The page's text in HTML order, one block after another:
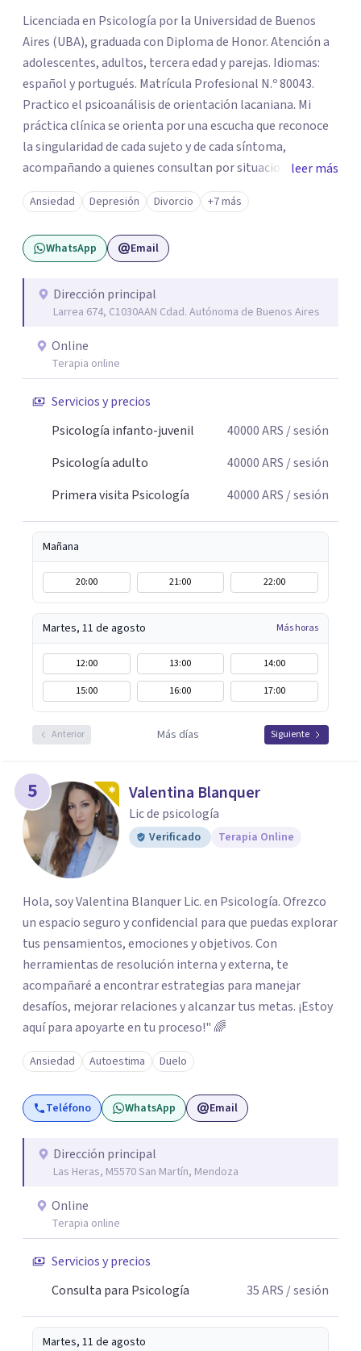
Licenciada en Psicología por la Universidad de Buenos
Aires (UBA), graduada con Diploma de Honor. Atención a
adolescentes, adultos, tercera edad y parejas. Idiomas:
español y portugués. Matrícula Profesional N.º 80043.
Practico el psicoanálisis de orientación lacaniana. Mi
práctica clínica se orienta por una escucha que reconoce
la singularidad de cada sujeto y de cada síntoma,
acompañando a quienes consultan por situaciones de
angustia, dificultades en los vínculos, inhibiciones,
duelos, crisis vitales, padecimientos subjetivos y otros
modos de malestar. La práctica analítica propone un
espacio de palabra donde cada sujeto pueda interrogar
construcción de una respuesta singular frente a su
malestar.
leer más
Ansiedad Depresión Divorcio +7 más
WhatsApp Email
Dirección principal
Larrea 674, C1030AAN Cdad. Autónoma de Buenos Aires
Online
Terapia online
Servicios y precios
Psicología infanto-juvenil
40000ARS / sesión
Psicología adulto
40000ARS / sesión
Primera visita Psicología
40000ARS / sesión
Mañana
20:00 21:00 22:00
Martes, 11 de agosto Más horas
12:00 13:00
14:00
15:00
16:00 17:00
Anterior Más días Siguiente
5 Valentina Blanquer
Lic de psicología
Verificado Terapia Online
Hola, soy Valentina Blanquer Lic. en Psicología. Ofrezco
un espacio seguro y confidencial para que puedas explorar
tus pensamientos, emociones y objetivos. Con
herramientas de resolución interna y externa, te
acompañaré a encontrar estrategias para manejar
desafíos, mejorar relaciones y alcanzar tus metas. ¡Estoy
aquí para apoyarte en tu proceso!" 🌈
Ansiedad Autoestima Duelo
Teléfono WhatsApp Email
Dirección principal
Las Heras, M5570 San Martín, Mendoza
Online
Terapia online
Servicios y precios
Consulta para Psicología
35ARS / sesión
Martes, 11 de agosto